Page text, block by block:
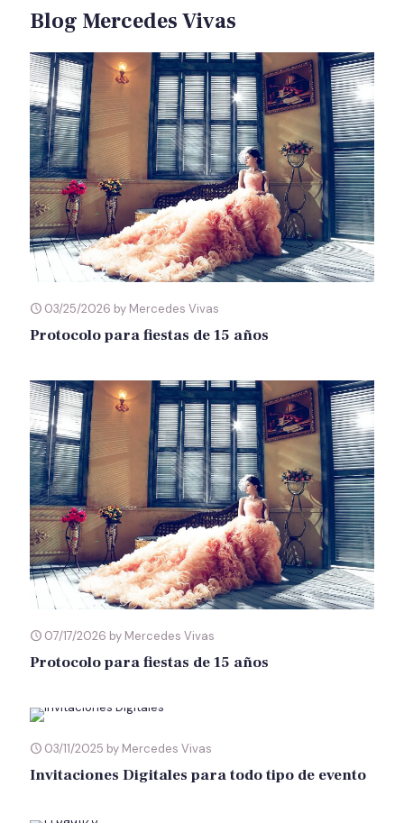
Blog Mercedes Vivas
03/25/2026 by Mercedes Vivas
Protocolo para fiestas de 15 años
07/17/2026 by Mercedes Vivas
Protocolo para fiestas de 15 años
03/11/2025 by Mercedes Vivas
Invitaciones Digitales para todo tipo de evento